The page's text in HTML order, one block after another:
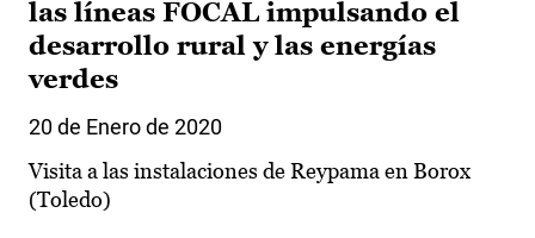
las líneas FOCAL impulsando el
desarrollo rural y las energías
verdes
20 de Enero de 2020
Visita a las instalaciones de Reypama en Borox
(Toledo)